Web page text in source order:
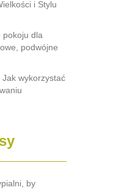
i Stylu
pokoju dla
podwójne
Jak wykorzystać
by